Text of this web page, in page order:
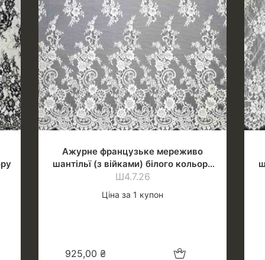
Ажурне французьке мереживо
шантільї (з війками) білого кольору
(теплий відтінок)
Ш4.7.26
Ціна за 1 купон
925,00 ₴ Додати в кошик